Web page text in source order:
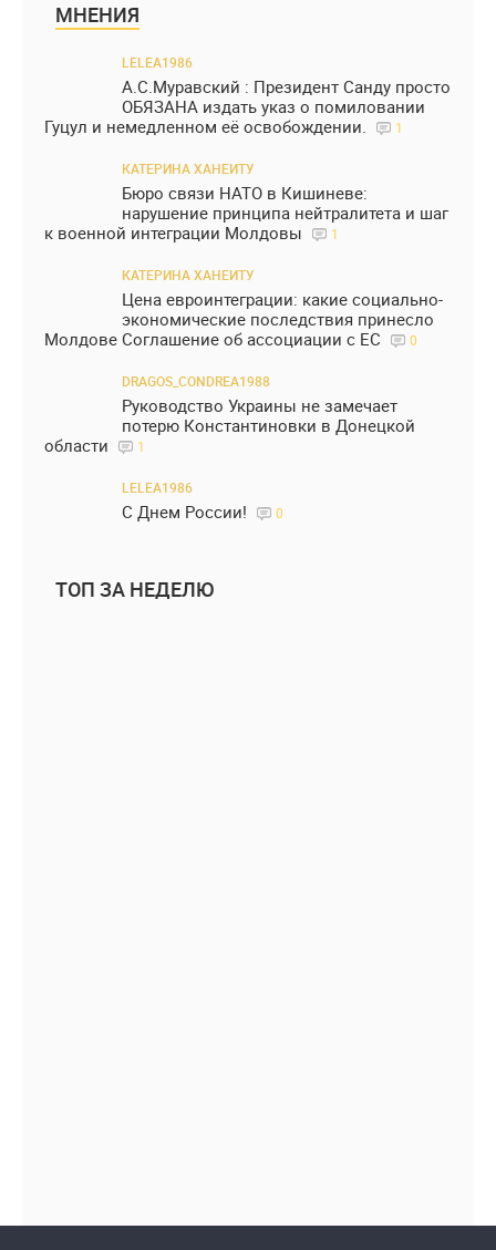
МНЕНИЯ
LELEA1986
А.С.Муравский : Президент Санду просто
ОБЯЗАНА издать указ о помиловании
Гуцул и немедленном её освобождении.
1
КАТЕРИНА ХАНЕИТУ
Бюро связи НАТО в Кишиневе:
нарушение принципа нейтралитета и шаг
к военной интеграции Молдовы
1
КАТЕРИНА ХАНЕИТУ
Цена евроинтеграции: какие социально-
экономические последствия принесло
Молдове Соглашение об ассоциации с ЕС
0
DRAGOS_CONDREA1988
Руководство Украины не замечает
потерю Константиновки в Донецкой
области
1
LELEA1986
С Днем России! 0
ТОП ЗА НЕДЕЛЮ